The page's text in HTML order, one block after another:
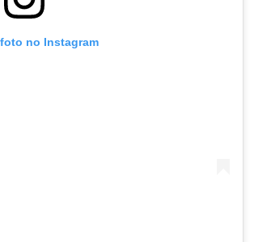
no Instagram